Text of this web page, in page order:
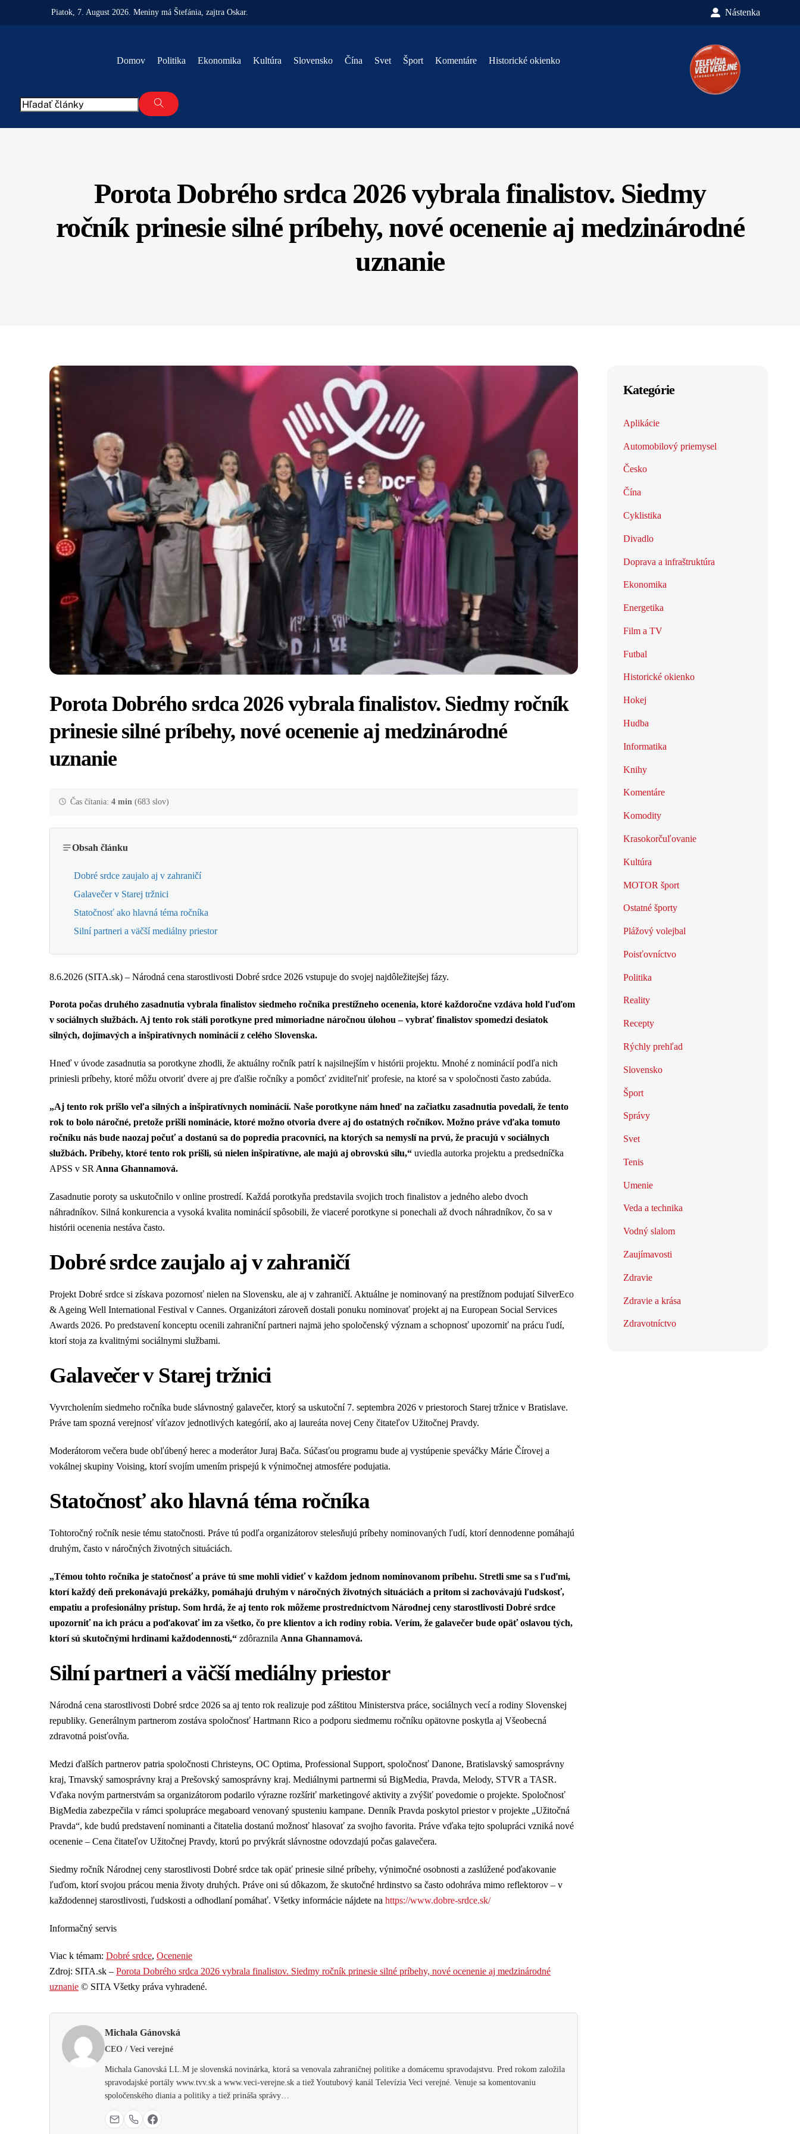
Piatok, 7. August 2026. Meniny má Štefánia, zajtra Oskar. Nástenka
Domov Politika Ekonomika Kultúra Slovensko Čína Svet Šport Komentáre Historické okienko
Porota Dobrého srdca 2026 vybrala finalistov. Siedmy
ročník prinesie silné príbehy, nové ocenenie aj medzinárodné
uznanie
Porota Dobrého srdca 2026 vybrala finalistov. Siedmy ročník
prinesie silné príbehy, nové ocenenie aj medzinárodné
uznanie
Čas čítania:4 min (683 slov)
Obsah článku
Dobré srdce zaujalo aj v zahraničí
Galavečer v Starej tržnici
Statočnosť ako hlavná téma ročníka
Silní partneri a väčší mediálny priestor
8.6.2026 (SITA.sk) – Národná cena starostlivosti Dobré srdce 2026 vstupuje do svojej najdôležitejšej fázy.
Porota počas druhého zasadnutia vybrala finalistov siedmeho ročníka prestížneho ocenenia, ktoré každoročne vzdáva hold ľuďom
v sociálnych službách. Aj tento rok stáli porotkyne pred mimoriadne náročnou úlohou – vybrať finalistov spomedzi desiatok
silných, dojímavých a inšpiratívnych nominácií z celého Slovenska.
Hneď v úvode zasadnutia sa porotkyne zhodli, že aktuálny ročník patrí k najsilnejším v histórii projektu. Mnohé z nominácií podľa nich
priniesli príbehy, ktoré môžu otvoriť dvere aj pre ďalšie ročníky a pomôcť zviditeľniť profesie, na ktoré sa v spoločnosti často zabúda.
„Aj tento rok prišlo veľa silných a inšpiratívnych nominácií. Naše porotkyne nám hneď na začiatku zasadnutia povedali, že tento
rok to bolo náročné, pretože prišli nominácie, ktoré možno otvoria dvere aj do ostatných ročníkov. Možno práve vďaka tomuto
ročníku nás bude naozaj počuť a dostanú sa do popredia pracovníci, na ktorých sa nemyslí na prvú, že pracujú v sociálnych
službách. Príbehy, ktoré tento rok prišli, sú nielen inšpiratívne, ale majú aj obrovskú silu,“ uviedla autorka projektu a predsedníčka
APSS v SR Anna Ghannamová.
Zasadnutie poroty sa uskutočnilo v online prostredí. Každá porotkyňa predstavila svojich troch finalistov a jedného alebo dvoch
náhradníkov. Silná konkurencia a vysoká kvalita nominácií spôsobili, že viaceré porotkyne si ponechali až dvoch náhradníkov, čo sa v
histórii ocenenia nestáva často.
Dobré srdce zaujalo aj v zahraničí
Projekt Dobré srdce si získava pozornosť nielen na Slovensku, ale aj v zahraničí. Aktuálne je nominovaný na prestížnom podujatí SilverEco
& Ageing Well International Festival v Cannes. Organizátori zároveň dostali ponuku nominovať projekt aj na European Social Services
Awards 2026. Po predstavení konceptu ocenili zahraniční partneri najmä jeho spoločenský význam a schopnosť upozorniť na prácu ľudí,
ktorí stoja za kvalitnými sociálnymi službami.
Galavečer v Starej tržnici
Vyvrcholením siedmeho ročníka bude slávnostný galavečer, ktorý sa uskutoční 7. septembra 2026 v priestoroch Starej tržnice v Bratislave.
Práve tam spozná verejnosť víťazov jednotlivých kategórií, ako aj laureáta novej Ceny čitateľov Užitočnej Pravdy.
Moderátorom večera bude obľúbený herec a moderátor Juraj Bača. Súčasťou programu bude aj vystúpenie speváčky Márie Čírovej a
vokálnej skupiny Voising, ktorí svojím umením prispejú k výnimočnej atmosfére podujatia.
Statočnosť ako hlavná téma ročníka
Tohtoročný ročník nesie tému statočnosti. Práve tú podľa organizátorov stelesňujú príbehy nominovaných ľudí, ktorí dennodenne pomáhajú
druhým, často v náročných životných situáciách.
„Témou tohto ročníka je statočnosť a práve tú sme mohli vidieť v každom jednom nominovanom príbehu. Stretli sme sa s ľuďmi,
ktorí každý deň prekonávajú prekážky, pomáhajú druhým v náročných životných situáciách a pritom si zachovávajú ľudskosť,
empatiu a profesionálny prístup. Som hrdá, že aj tento rok môžeme prostredníctvom Národnej ceny starostlivosti Dobré srdce
upozorniť na ich prácu a poďakovať im za všetko, čo pre klientov a ich rodiny robia. Verím, že galavečer bude opäť oslavou tých,
ktorí sú skutočnými hrdinami každodennosti,“ zdôraznila Anna Ghannamová.
Silní partneri a väčší mediálny priestor
Národná cena starostlivosti Dobré srdce 2026 sa aj tento rok realizuje pod záštitou Ministerstva práce, sociálnych vecí a rodiny Slovenskej
republiky. Generálnym partnerom zostáva spoločnosť Hartmann Rico a podporu siedmemu ročníku opätovne poskytla aj Všeobecná
zdravotná poisťovňa.
Medzi ďalších partnerov patria spoločnosti Christeyns, OC Optima, Professional Support, spoločnosť Danone, Bratislavský samosprávny
kraj, Trnavský samosprávny kraj a Prešovský samosprávny kraj. Mediálnymi partnermi sú BigMedia, Pravda, Melody, STVR a TASR.
Vďaka novým partnerstvám sa organizátorom podarilo výrazne rozšíriť marketingové aktivity a zvýšiť povedomie o projekte. Spoločnosť
BigMedia zabezpečila v rámci spolupráce megaboard venovaný spusteniu kampane. Denník Pravda poskytol priestor v projekte „Užitočná
Pravda“, kde budú predstavení nominanti a čitatelia dostanú možnosť hlasovať za svojho favorita. Práve vďaka tejto spolupráci vzniká nové
ocenenie – Cena čitateľov Užitočnej Pravdy, ktorú po prvýkrát slávnostne odovzdajú počas galavečera.
Siedmy ročník Národnej ceny starostlivosti Dobré srdce tak opäť prinesie silné príbehy, výnimočné osobnosti a zaslúžené poďakovanie
ľuďom, ktorí svojou prácou menia životy druhých. Práve oni sú dôkazom, že skutočné hrdinstvo sa často odohráva mimo reflektorov – v
každodennej starostlivosti, ľudskosti a odhodlaní pomáhať. Všetky informácie nájdete nahttps://www.dobre-srdce.sk/
Informačný servis
Viac k témam:Dobré srdce,Ocenenie
Zdroj: SITA.sk –Porota Dobrého srdca 2026 vybrala finalistov. Siedmy ročník prinesie silné príbehy, nové ocenenie aj medzinárodné
uznanie © SITA Všetky práva vyhradené.
Michala Gánovská
CEO / Veci verejné
Michala Ganovská LL.M je slovenská novinárka, ktorá sa venovala zahraničnej politike a domácemu spravodajstvu. Pred rokom založila
spravodajské portály www.tvv.sk a www.veci-verejne.sk a tiež Youtubový kanál Televízia Veci verejné. Venuje sa komentovaniu
spoločenského diania a politiky a tiež prináša správy…
Kategórie
Aplikácie
Automobilový priemysel
Česko
Čína
Cyklistika
Divadlo
Doprava a infraštruktúra
Ekonomika
Energetika
Film a TV
Futbal
Historické okienko
Hokej
Hudba
Informatika
Knihy
Komentáre
Komodity
Krasokorčuľovanie
Kultúra
MOTOR šport
Ostatné športy
Plážový volejbal
Poisťovníctvo
Politika
Reality
Recepty
Rýchly prehľad
Slovensko
Šport
Správy
Svet
Tenis
Umenie
Veda a technika
Vodný slalom
Zaujímavosti
Zdravie
Zdravie a krása
Zdravotníctvo